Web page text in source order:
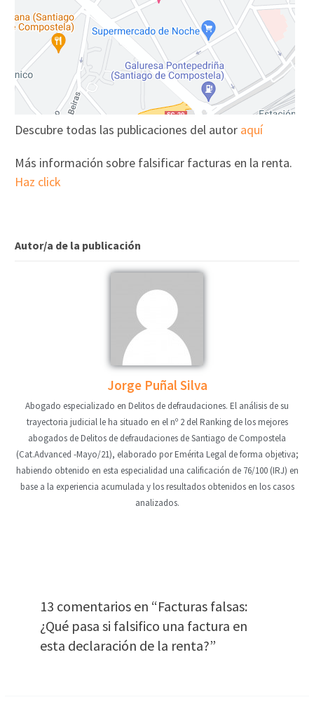
Descubre todas las publicaciones del autor aquí
Más información sobre falsificar facturas en la renta.
Haz click
Autor/a de la publicación
Jorge Puñal Silva
Abogado especializado en Delitos de defraudaciones. El análisis de su
trayectoria judicial le ha situado en el nº 2 del Ranking de los mejores
abogados de Delitos de defraudaciones de Santiago de Compostela
(Cat.Advanced -Mayo/21), elaborado por Emérita Legal de forma objetiva;
habiendo obtenido en esta especialidad una calificación de 76/100 (IRJ) en
base a la experiencia acumulada y los resultados obtenidos en los casos
analizados.
13 comentarios en “Facturas falsas:
¿Qué pasa si falsifico una factura en
esta declaración de la renta?”